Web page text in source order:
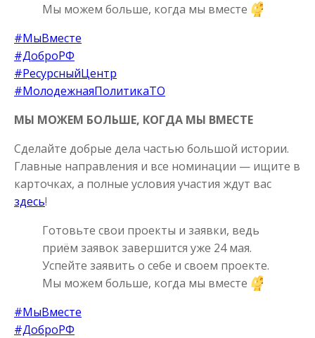
Мы можем больше, когда мы вместе
#МыВместе
#ДоброРФ
#РесурсныйЦентр
#МолодежнаяПолитикаТО
МЫ МОЖЕМ БОЛЬШЕ, КОГДА МЫ ВМЕСТЕ
Сделайте добрые дела частью большой истории.
Главные направления и все номинации — ищите в
карточках, а полные условия участия ждут вас
здесь!
Готовьте свои проекты и заявки, ведь
приём заявок завершится уже 24 мая.
Успейте заявить о себе и своем проекте.
Мы можем больше, когда мы вместе
#МыВместе
#ДоброРФ